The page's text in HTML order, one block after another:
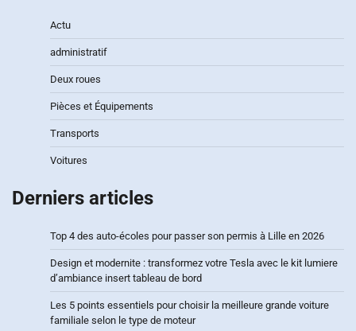
Actu
administratif
Deux roues
Pièces et Équipements
Transports
Voitures
Derniers articles
Top 4 des auto-écoles pour passer son permis à Lille en 2026
Design et modernite : transformez votre Tesla avec le kit lumiere
d’ambiance insert tableau de bord
Les 5 points essentiels pour choisir la meilleure grande voiture
familiale selon le type de moteur